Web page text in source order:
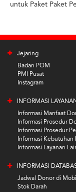
untuk Paket Paket
Jejaring
Badan POM
PMI Pusat
Instagram
INFORMASI
Informasi Manfaat
Informasi Prosedur
Informasi Prosedur
Informasi Kebutuhan
Informasi Layanan
INFORMASI
Jadwal Donor di
Stok Darah